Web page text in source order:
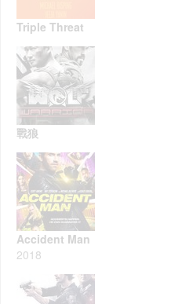
Triple Threat
戰狼
Accident Man
2018